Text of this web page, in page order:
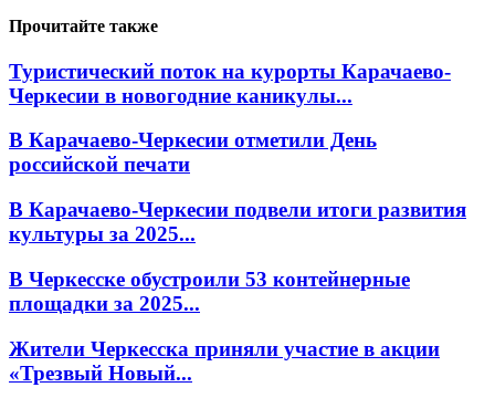
Прочитайте также
Туристический поток на курорты Карачаево-
Черкесии в новогодние каникулы...
В Карачаево-Черкесии отметили День
российской печати
В Карачаево-Черкесии подвели итоги развития
культуры за 2025...
В Черкесске обустроили 53 контейнерные
площадки за 2025...
Жители Черкесска приняли участие в акции
«Трезвый Новый...